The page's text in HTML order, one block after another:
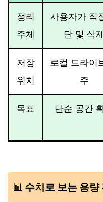
정리
주체
사용자가 직
단 및 삭
저장
위치
로컬 드라이
주
목표 단순 공간
📊 수치로 보는 용